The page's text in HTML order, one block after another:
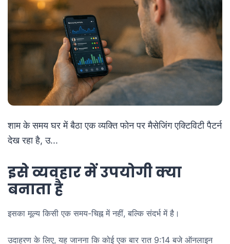
शाम के समय घर में बैठा एक व्यक्ति फोन पर मैसेजिंग एक्टिविटी पैटर्न
देख रहा है, उ...
इसे व्यवहार में उपयोगी क्या
बनाता है
इसका मूल्य किसी एक समय-चिह्न में नहीं, बल्कि संदर्भ में है।
उदाहरण के लिए, यह जानना कि कोई एक बार रात 9:14 बजे ऑनलाइन